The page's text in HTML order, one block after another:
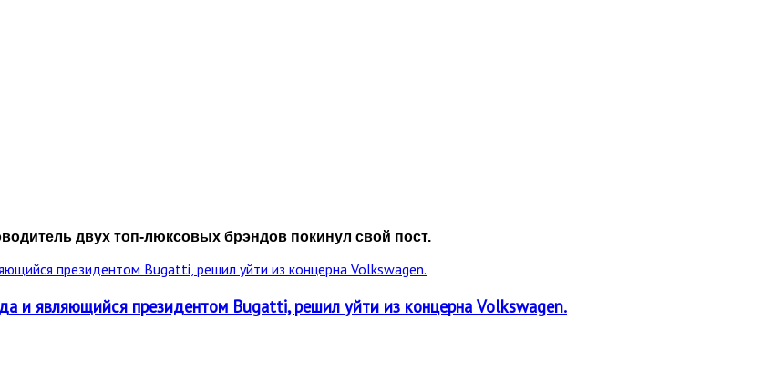
двух топ-люксовых брэндов покинул свой пост.
и являющийся президентом Bugatti, решил уйти из концерна Volkswagen.